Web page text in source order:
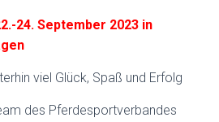
24. September 2023 in
viel Glück, Spaß und Erfolg
des Pferdesportverbandes